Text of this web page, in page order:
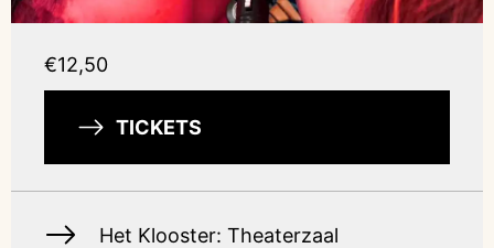
€12,50
TICKETS
Het Klooster: Theaterzaal